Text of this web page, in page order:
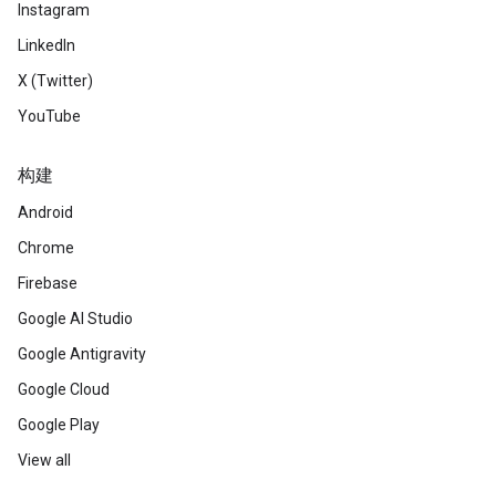
Instagram
LinkedIn
X (Twitter)
YouTube
构建
Android
Chrome
Firebase
Google AI Studio
Google Antigravity
Google Cloud
Google Play
View all